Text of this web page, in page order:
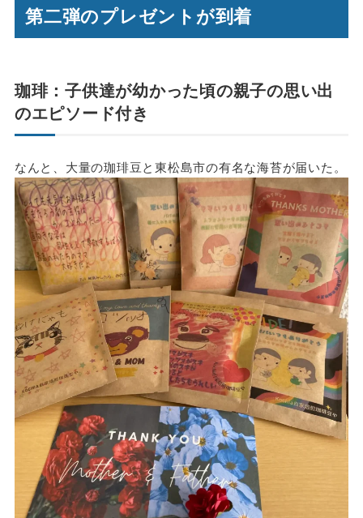
第二弾のプレゼントが到着
珈琲：子供達が幼かった頃の親子の思い出
のエピソード付き
なんと、大量の珈琲豆と東松島市の有名な海苔が届いた。